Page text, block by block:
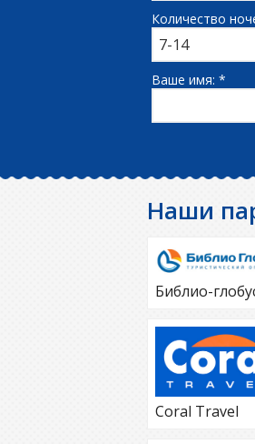
Количество
Ваше имя: *
Наши
Библио-
Coral Travel